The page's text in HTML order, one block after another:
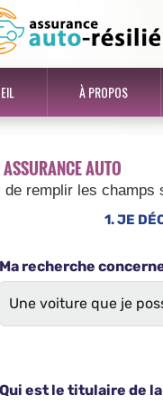
À PROPOS
ASSURANCE AUTO
de remplir les champs